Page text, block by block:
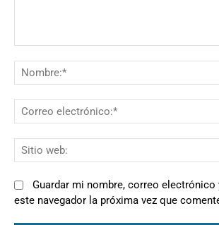
Guardar mi nombre, correo
este navegador la próxima vez que